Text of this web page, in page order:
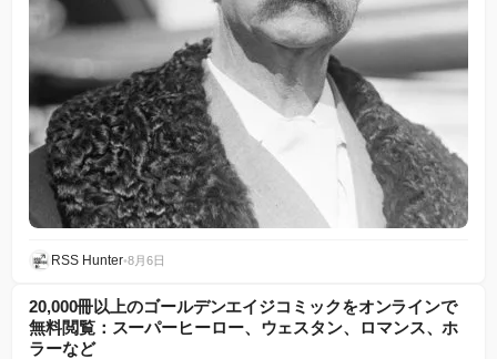
RSS Hunter•8月6日
20,000冊以上のゴールデンエイジコミックをオンラインで
無料閲覧：スーパーヒーロー、ウェスタン、ロマンス、ホ
ラーなど